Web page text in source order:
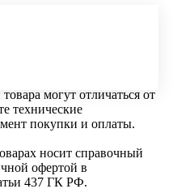
могут отличаться от
технические
покупки и оплаты.
носит справочный
офертой в
437 ГК РФ.